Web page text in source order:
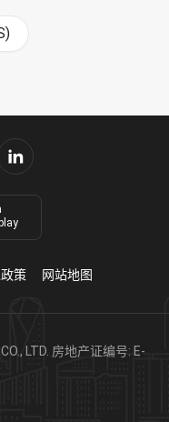
策
网站地图
LTD. 房地产证编号: E-